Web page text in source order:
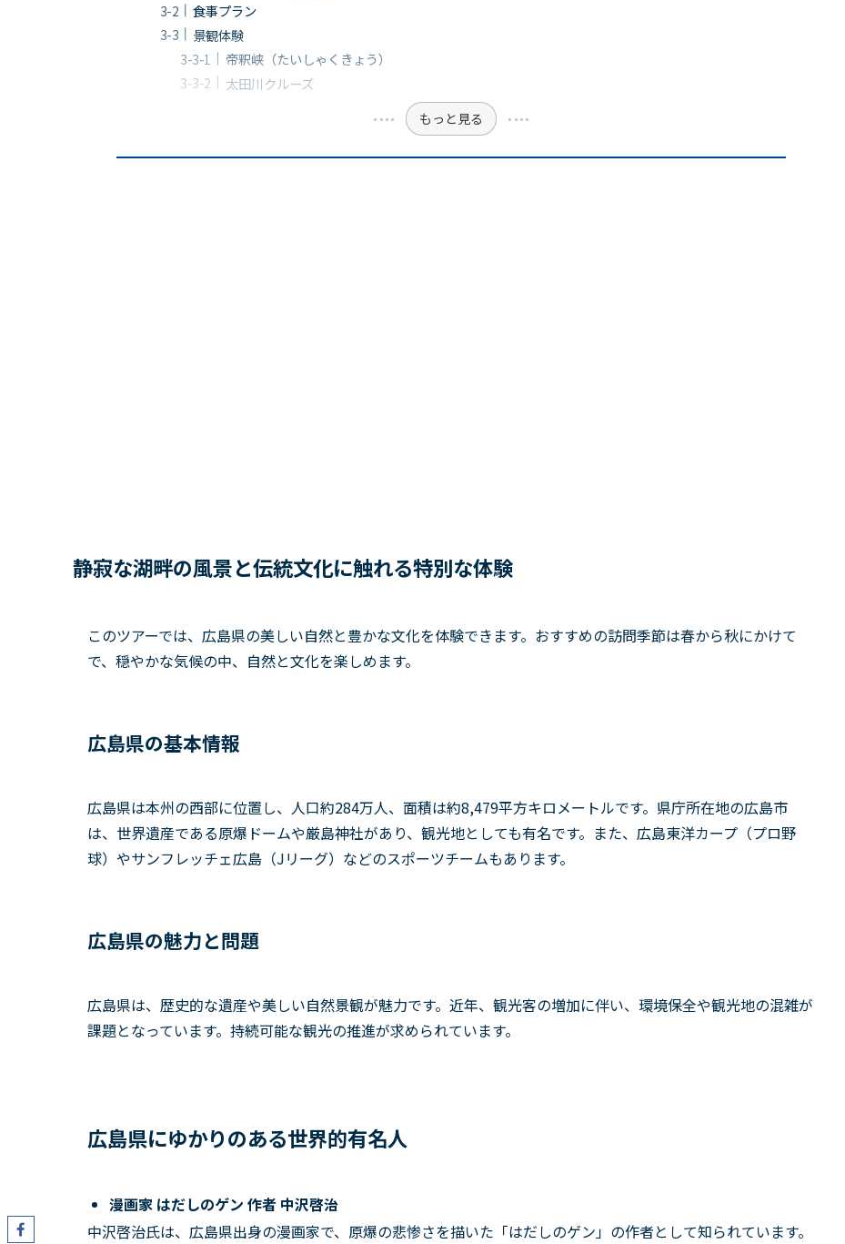
食事プラン
景観体験
帝釈峡（たいしゃくきょう）
太田川クルーズ
もっと見る
静寂な湖畔の風景と伝統文化に触れる特別な体験
このツアーでは、広島県の美しい自然と豊かな文化を体験できます。おすすめの訪問季節は春から秋にかけて
で、穏やかな気候の中、自然と文化を楽しめます。
広島県の基本情報
広島県は本州の西部に位置し、人口約284万人、面積は約8,479平方キロメートルです。県庁所在地の広島市
は、世界遺産である原爆ドームや厳島神社があり、観光地としても有名です。また、広島東洋カープ（プロ野
球）やサンフレッチェ広島（Jリーグ）などのスポーツチームもあります。
広島県の魅力と問題
広島県は、歴史的な遺産や美しい自然景観が魅力です。近年、観光客の増加に伴い、環境保全や観光地の混雑が
課題となっています。持続可能な観光の推進が求められています。
広島県にゆかりのある世界的有名人
漫画家 はだしのゲン 作者 中沢啓治
中沢啓治氏は、広島県出身の漫画家で、原爆の悲惨さを描いた「はだしのゲン」の作者として知られています。